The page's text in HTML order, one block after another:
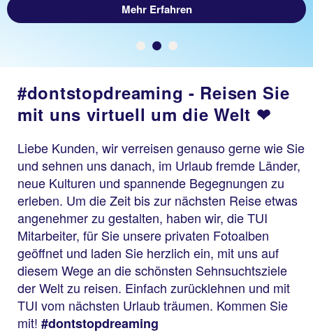
Mehr Erfahren
#dontstopdreaming - Reisen Sie
mit uns virtuell um die Welt ❤
Liebe Kunden, wir verreisen genauso gerne wie Sie
und sehnen uns danach, im Urlaub fremde Länder,
neue Kulturen und spannende Begegnungen zu
erleben. Um die Zeit bis zur nächsten Reise etwas
angenehmer zu gestalten, haben wir, die TUI
Mitarbeiter, für Sie unsere privaten Fotoalben
geöffnet und laden Sie herzlich ein, mit uns auf
diesem Wege an die schönsten Sehnsuchtsziele
der Welt zu reisen. Einfach zurücklehnen und mit
TUI vom nächsten Urlaub träumen. Kommen Sie
mit! #dontstopdreaming